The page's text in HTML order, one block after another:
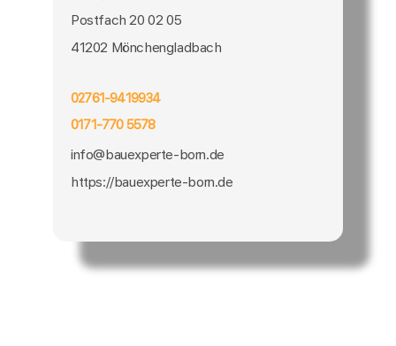
Postfach 20 02 05
41202 Mönchengladbach
02761-9419934
0171-770 5578
info@bauexperte-born.de
https://bauexperte-born.de